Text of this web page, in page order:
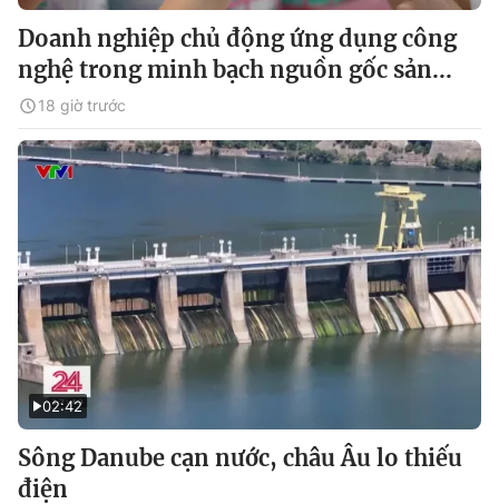
Doanh nghiệp chủ động ứng dụng công
nghệ trong minh bạch nguồn gốc sản...
18 giờ trước
02:42
Sông Danube cạn nước, châu Âu lo thiếu
điện